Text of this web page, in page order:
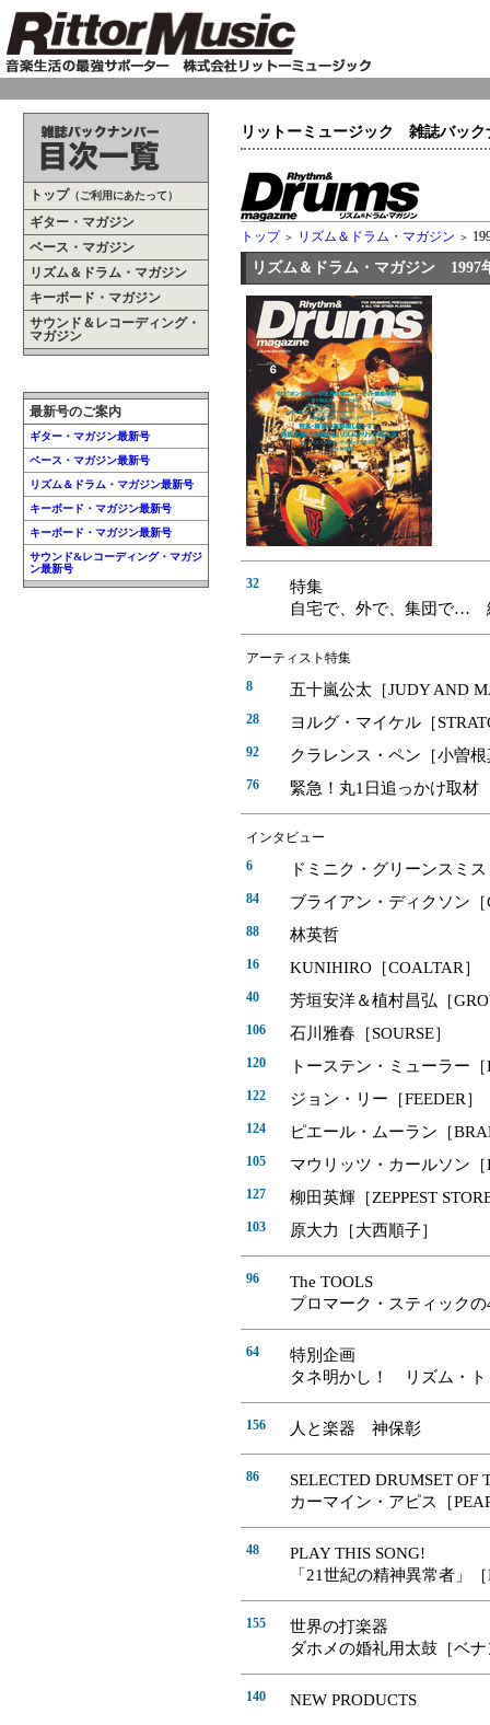
トップ （ご利用にあたって）
ギター・マガジン
ベース・マガジン
リズム＆ドラム・マガジン
キーボード・マガジン
サウンド＆レコーディング・
マガジン
最新号のご案内
ギター・マガジン最新号
ベース・マガジン最新号
リズム＆ドラム・マガジン最新号
キーボード・マガジン最新号
キーボード・マガジン最新号
サウンド&レコーディング・マガジ
ン最新号
リットーミュージック 雑誌バック
トップ ＞ リズム＆ドラム・マガジン ＞
リズム＆ドラム・マガジン 1997
32
特集
自宅で、外で、集団で…
アーティスト特集
8
五十嵐公太［JUDY AND
28 ヨルグ・マイケル［
92 クラレンス・ペン［小曽
76 緊急！丸1日追っかけ取
インタビュー
6
ドミニク・グリーンスミス
84 ブライアン・ディクソン
88 林英哲
16 KUNIHIRO［COALTAR］
40 芳垣安洋＆植村昌弘［
106 石川雅春［SOURSE］
120 トーステン・ミューラー
122 ジョン・リー［FEEDER］
124 ピエール・ムーラン［
105 マウリッツ・カールソン［
127 柳田英輝［ZEPPEST
103 原大力［大西順子］
96
The TOOLS
プロマーク・スティックの
64
特別企画
タネ明かし！ リズム・ト
156 人と楽器 神保彰
86
SELECTED DRUMSET OF
カーマイン・アピス［
48
PLAY THIS SONG!
「21世紀の精神異常者」
155
世界の打楽器
ダホメの婚礼用太鼓［ベ
140 NEW PRODUCTS